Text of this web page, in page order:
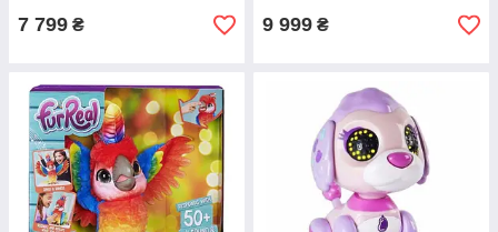
7 799 ₴ 9 999 ₴